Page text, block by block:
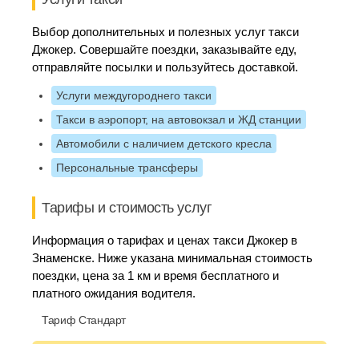
Выбор дополнительных и полезных услуг такси
Джокер. Совершайте поездки, заказывайте еду,
отправляйте посылки и пользуйтесь доставкой.
Услуги междугороднего такси
Такси в аэропорт, на автовокзал и ЖД станции
Автомобили с наличием детского кресла
Персональные трансферы
Тарифы и стоимость услуг
Информация о тарифах и ценах такси Джокер в
Знаменске. Ниже указана минимальная стоимость
поездки, цена за 1 км и время бесплатного и
платного ожидания водителя.
Тариф Стандарт